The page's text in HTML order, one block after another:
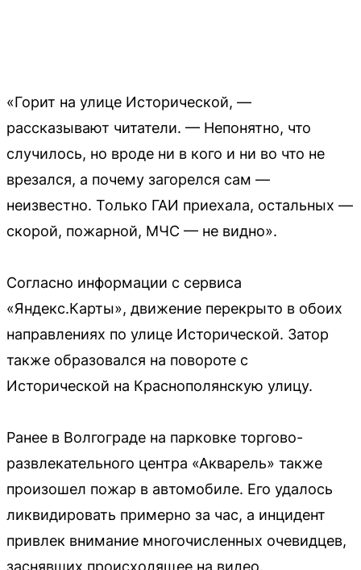
«Горит на улице Исторической, —
рассказывают читатели. — Непонятно, что
случилось, но вроде ни в кого и ни во что не
врезался, а почему загорелся сам —
неизвестно. Только ГАИ приехала, остальных —
скорой, пожарной, МЧС — не видно».
Согласно информации с сервиса
«Яндекс.Карты», движение перекрыто в обоих
направлениях по улице Исторической. Затор
также образовался на повороте с
Исторической на Краснополянскую улицу.
Ранее в Волгограде на парковке торгово-
развлекательного центра «Акварель» также
произошел пожар в автомобиле. Его удалось
ликвидировать примерно за час, а инцидент
привлек внимание многочисленных очевидцев,
заснявших происходящее на видео.